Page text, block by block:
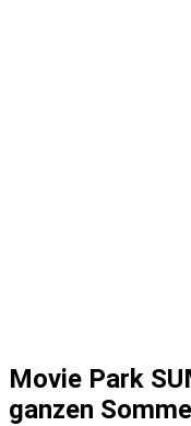
Movie Park
ganzen